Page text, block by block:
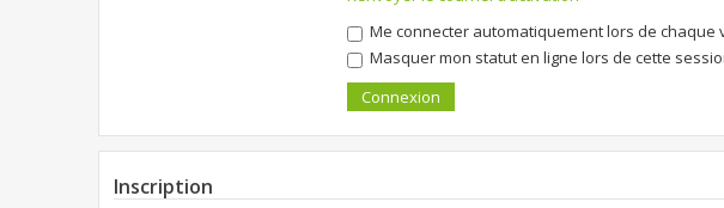
Me connecter automatiquement lors de chaque
Masquer mon statut en ligne lors de cette
Inscription